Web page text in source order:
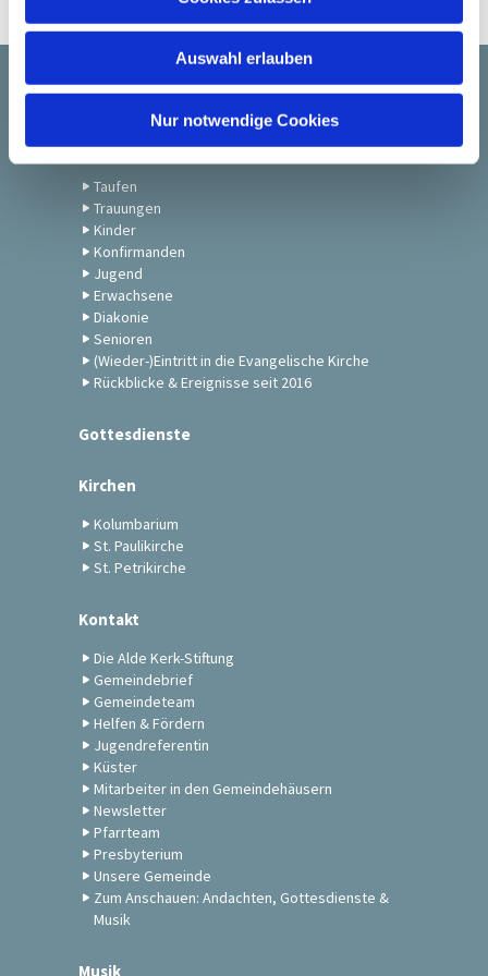
Auswahl erlauben
Nur notwendige Cookies
Startseite
Gemeindeleben
Taufen
Trauungen
Kinder
Konfirmanden
Jugend
Erwachsene
Diakonie
Senioren
(Wieder-)Eintritt in die Evangelische Kirche
Rückblicke & Ereignisse seit 2016
Gottesdienste
Kirchen
Kolumbarium
St. Paulikirche
St. Petrikirche
Kontakt
Die Alde Kerk-Stiftung
Gemeindebrief
Gemeindeteam
Helfen & Fördern
Jugendreferentin
Küster
Mitarbeiter in den Gemeindehäusern
Newsletter
Pfarrteam
Presbyterium
Unsere Gemeinde
Zum Anschauen: Andachten, Gottesdienste &
Musik
Musik